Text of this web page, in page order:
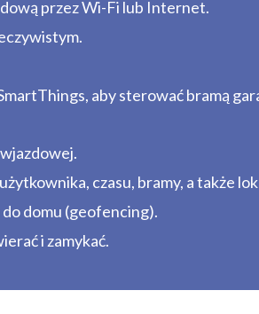
przez Wi-Fi lub Internet.
aby sterować bramą
czasu, bramy, a także
domu (geofencing).
i zamykać.